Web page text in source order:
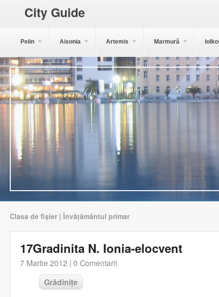
City Guide
Pelin Aisonia Artemis Marmură
Clasa de fișier | Învățământul primar
17Gradinita N. Ionia-elocvent
7 Martie 2012 | 0 Comentarii
Grădinițe